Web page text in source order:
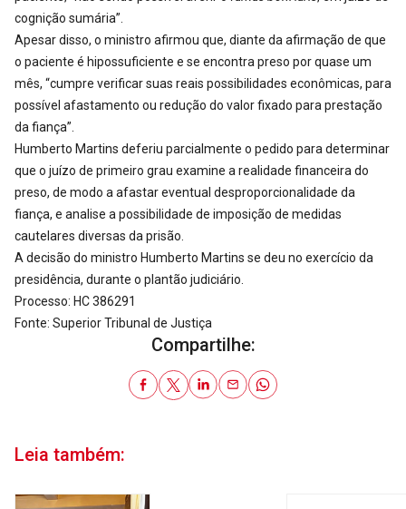
cognição sumária”.
Apesar disso, o ministro afirmou que, diante da afirmação de que
o paciente é hipossuficiente e se encontra preso por quase um
mês, “cumpre verificar suas reais possibilidades econômicas, para
possível afastamento ou redução do valor fixado para prestação
da fiança”.
Humberto Martins deferiu parcialmente o pedido para determinar
que o juízo de primeiro grau examine a realidade financeira do
preso, de modo a afastar eventual desproporcionalidade da
fiança, e analise a possibilidade de imposição de medidas
cautelares diversas da prisão.
A decisão do ministro Humberto Martins se deu no exercício da
presidência, durante o plantão judiciário.
Processo: HC 386291
Fonte: Superior Tribunal de Justiça
Compartilhe:
Leia também: